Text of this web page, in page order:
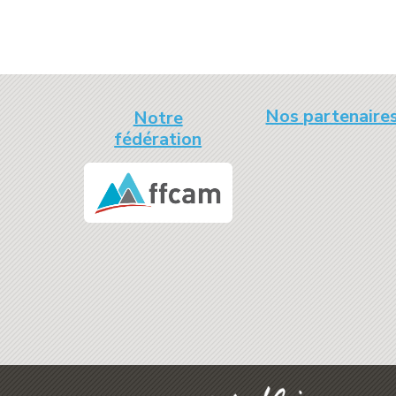
Notre
fédération
Nos